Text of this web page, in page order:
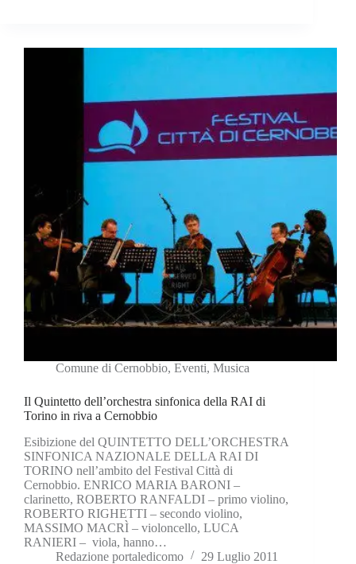
Comune di Cernobbio, Eventi, Musica
Il Quintetto dell’orchestra sinfonica della RAI di
Torino in riva a Cernobbio
Esibizione del QUINTETTO DELL’ORCHESTRA
SINFONICA NAZIONALE DELLA RAI DI
TORINO nell’ambito del Festival Città di
Cernobbio. ENRICO MARIA BARONI –
clarinetto, ROBERTO RANFALDI – primo violino,
ROBERTO RIGHETTI – secondo violino,
MASSIMO MACRÌ – violoncello, LUCA
RANIERI – viola, hanno…
Redazione portaledicomo
29 Luglio 2011